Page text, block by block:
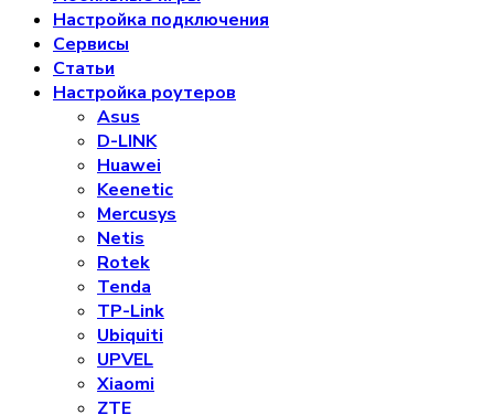
Настройка подключения
Сервисы
Статьи
Настройка роутеров
Asus
D-LINK
Huawei
Keenetic
Mercusys
Netis
Rotek
Tenda
TP-Link
Ubiquiti
UPVEL
Xiaomi
ZTE